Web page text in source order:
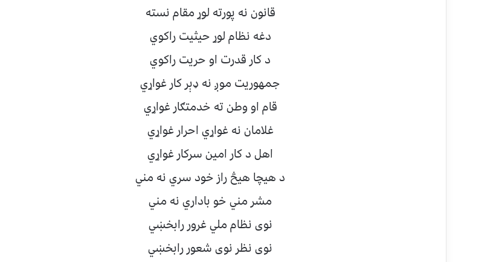
قانون نه پورته لوړ مقام نسته
دغه نظام لوړ حيثيت راكوي
د كار قدرت او حريت راكوي
جمهوريت موږ نه ډېر كار غواړي
قام او وطن ته خدمتګار غواړي
غلامان نه غواړي احرار غواړي
اهل د كار امين سركار غواړي
د هيچا هيڅ راز خود سري نه مني
مشر مني خو باداري نه مني
نوى نظام ملي غرور رابخښي
نوى نظر نوى شعور رابخښي